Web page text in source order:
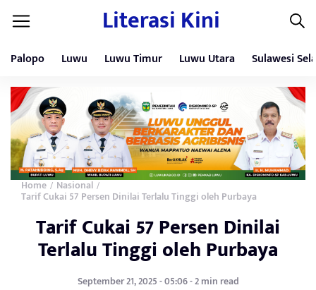
Literasi Kini
Palopo Luwu Luwu Timur Luwu Utara Sulawesi
Home / Nasional /
Tarif Cukai 57 Persen Dinilai Terlalu Tinggi oleh Purbaya
Tarif Cukai 57 Persen Dinilai
Terlalu Tinggi oleh Purbaya
September 21, 2025 - 05:06 - 2 min read